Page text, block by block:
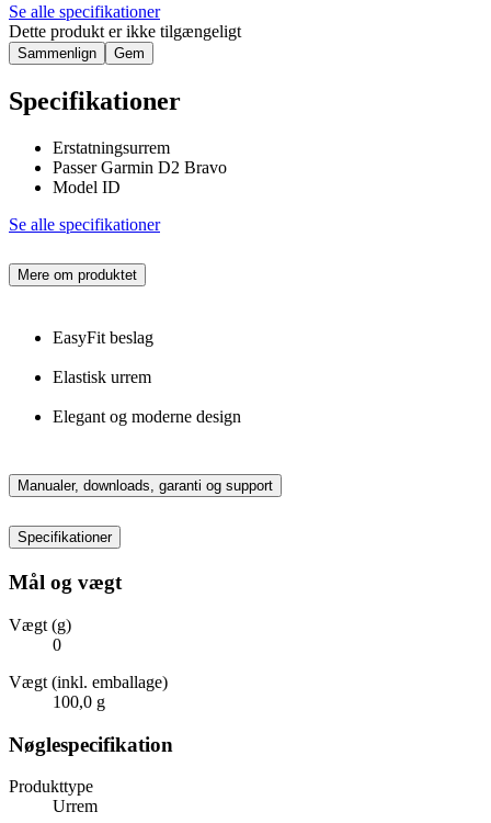
Se alle specifikationer
Dette produkt er ikke tilgængeligt
Sammenlign Gem
Specifikationer
Erstatningsurrem
Passer Garmin D2 Bravo
Model ID
Se alle specifikationer
Mere om produktet
EasyFit beslag
Elastisk urrem
Elegant og moderne design
Manualer, downloads, garanti og support
Specifikationer
Mål og vægt
Vægt (g)
0
Vægt (inkl. emballage)
100,0 g
Nøglespecifikation
Produkttype
Urrem